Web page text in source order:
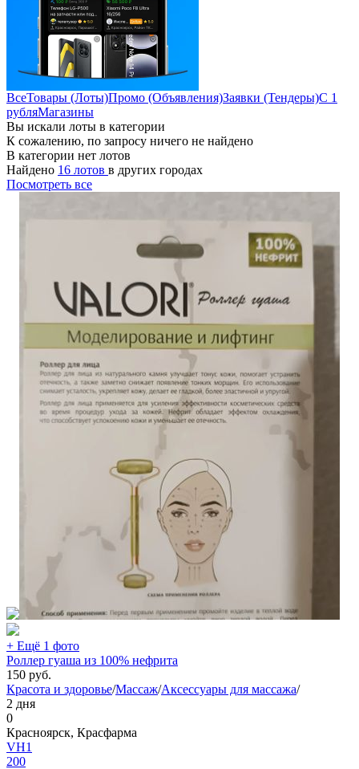
ВсеТовары (Лоты)Промо (Объявления)Заявки (Тендеры)С 1
рубляМагазины
Вы искали лоты в категории
К сожалению, по запросу ничего не найдено
В категории нет лотов
Найдено 16 лотов в других городах
Посмотреть все
+ Ещё 1 фото
Роллер гуаша из 100% нефрита
150 руб.
Красота и здоровье/Массаж/Аксессуары для массажа/
2 дня
0
Красноярск, Красфарма
VH1
200